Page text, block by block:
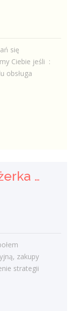
się
Ciebie jeśli ​ :
obsługa
Menedżer / Menedżerka Zespołu Strategii Komercyjnej i Kontraktowania
zakupy
strategii